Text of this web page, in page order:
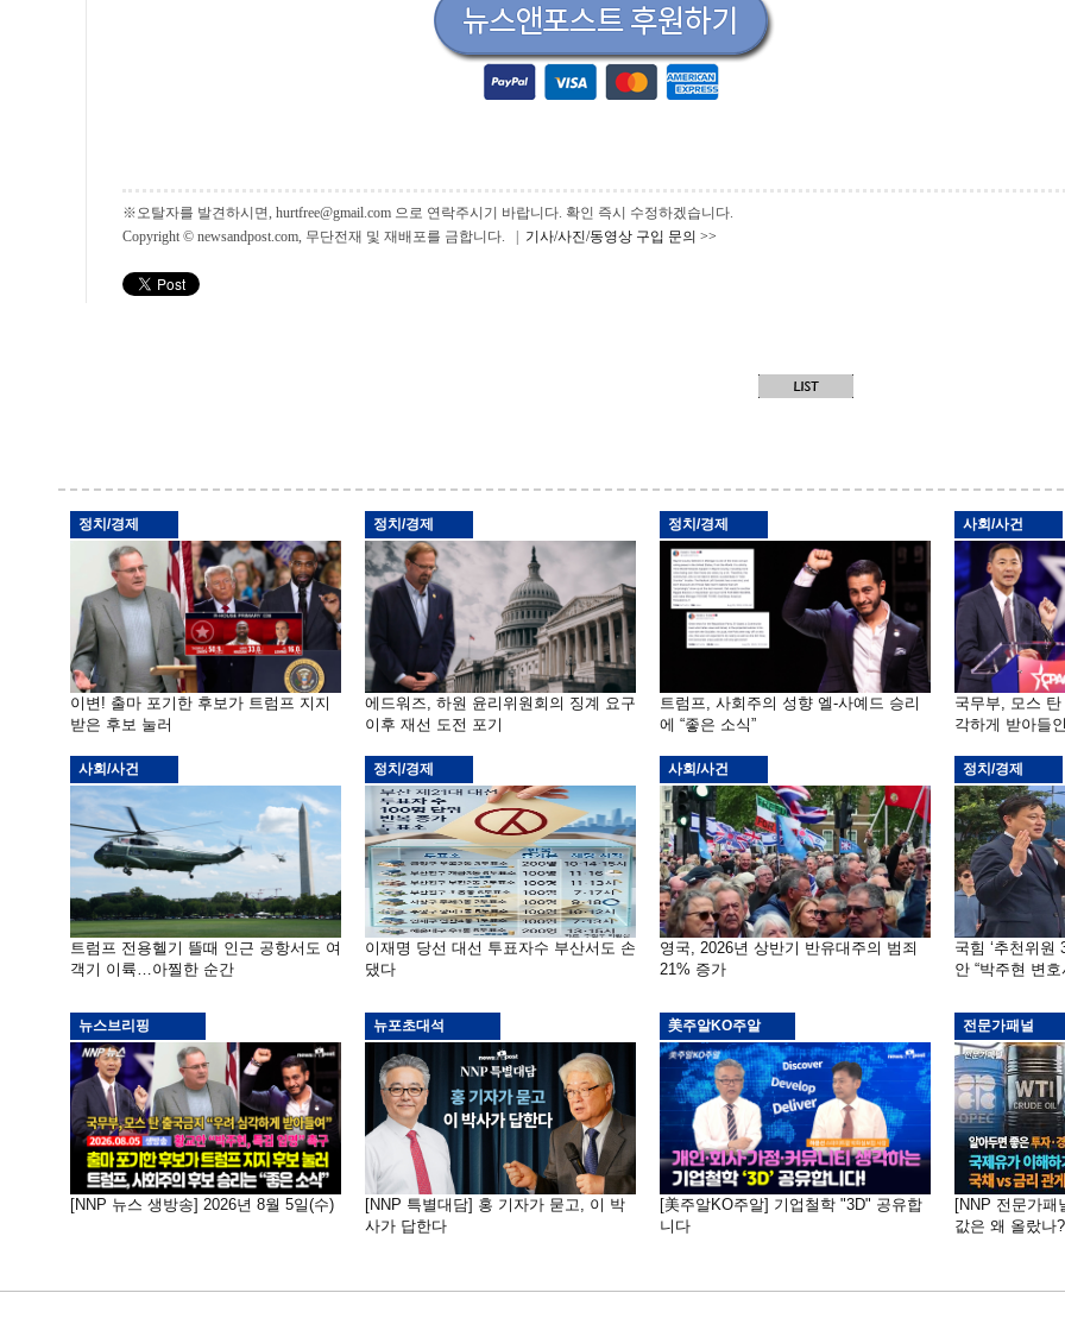
※오탈자를 발견하시면, hurtfree@gmail.com 으로 연락주시기 바랍니다. 확인 즉시 수정하겠습니다.
Copyright © newsandpost.com, 무단전재 및 재배포를 금합니다. | 기사/사진/동영상 구입 문의 >>
정치/경제
이변! 출마 포기한 후보가 트럼프 지지
받은 후보 눌러
정치/경제
에드워즈, 하원 윤리위원회의 징계 요구
이후 재선 도전 포기
정치/경제
트럼프, 사회주의 성향 엘-사예드 승리
에 “좋은 소식”
사회/사건
국무부, 모스
각하게 받아들
사회/사건
트럼프 전용헬기 뜰때 인근 공항서도 여
객기 이륙…아찔한 순간
정치/경제
이재명 당선 대선 투표자수 부산서도 손
댔다
사회/사건
영국, 2026년 상반기 반유대주의 범죄
21% 증가
정치/경제
국힘 ‘추천위원
안 “박주현 변
뉴스브리핑
[NNP 뉴스 생방송] 2026년 8월 5일(수)
뉴포초대석
[NNP 특별대담] 홍 기자가 묻고, 이 박
사가 답한다
美주알KO주알
[美주알KO주알] 기업철학 "3D" 공유합
니다
전문가패널
[NNP 전문가패
값은 왜 올랐